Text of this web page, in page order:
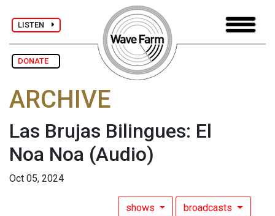
LISTEN
DONATE
ARCHIVE
Las Brujas Bilingues: El
Noa Noa (Audio)
Oct 05, 2024
shows broadcasts